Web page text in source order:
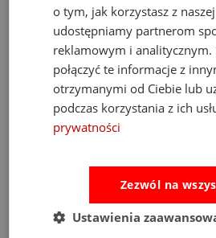
Bestsellery
o tym, jak korzystasz z
udostępniamy partnerom
reklamowym i analitycznym.
połączyć te informacje z
otrzymanymi od Ciebie lub
podczas korzystania z ich
prywatności
Zezwól na
Ustawienia